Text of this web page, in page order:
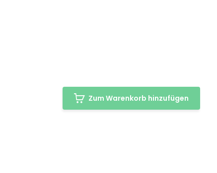
Zum Warenkorb hinzufügen